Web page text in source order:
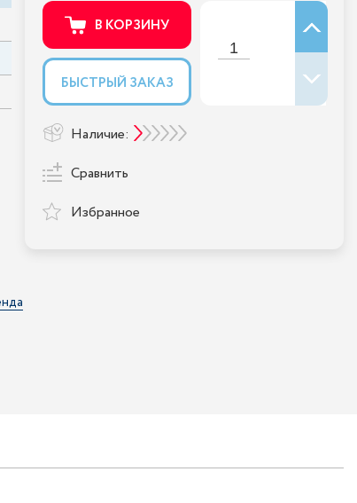
В КОРЗИНУ
БЫСТРЫЙ ЗАКАЗ
Наличие:
Сравнить
Избранное